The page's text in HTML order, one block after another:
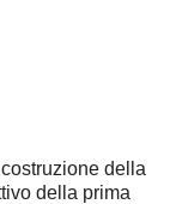
della
della prima